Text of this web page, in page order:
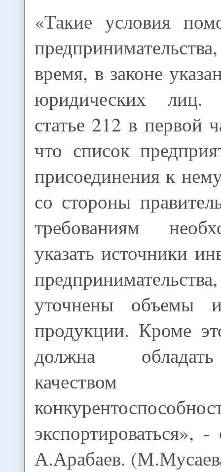
«Такие условия
время, в законе
юридических
статье 212 в первой
что список
присоединения к
со стороны
требованиям
указать источники
уточнены объемы
продукции. Кроме
должна
экспортироваться», -
А.Арабаев.